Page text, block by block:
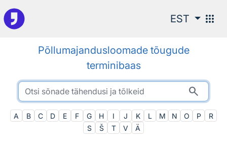
Otsingu juurde
EST apps
Põllumajandusloomade tõugude
terminibaas
search
A B C D E F G H I J K L M N O P
R
S
Š T V Ä